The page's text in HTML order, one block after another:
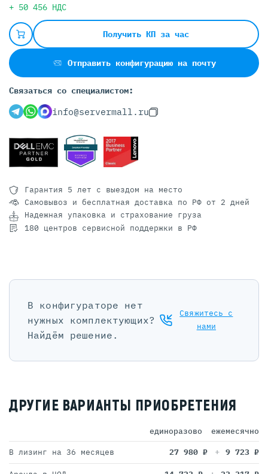
+ 50 456 НДС
Отправить конфигурацию на почту
Получить КП за час
Связаться со специалистом:
info@servermall.ru
Гарантия 5 лет с выездом на место
Самовывоз и бесплатная доставка по РФ от 2 дней
Надежная упаковка и страхование груза
180 центров сервисной поддержки в РФ
В конфигураторе нет
нужных комплектующих?
Найдём решение.
Свяжитесь с
нами
ДРУГИЕ ВАРИАНТЫ ПРИОБРЕТЕНИЯ
единоразово ежемесячно
В лизинг на 36 месяцев 27 980 ₽ 9 723 ₽